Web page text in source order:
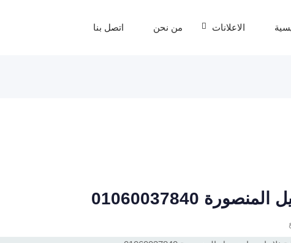
الاعلانات من نحن اتصل بنا
01060037840